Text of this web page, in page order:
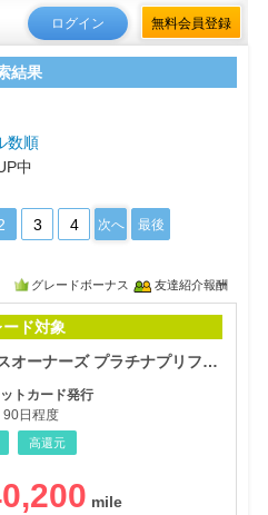
ログイン 無料会員登録
結果
数順
中
3 4 次へ 最後
グレードボーナス 友達紹介報酬
ード対象
【三井住友カード ビジネスオーナーズ プラチナプリファード】
トカード発行
90日程度
高還元